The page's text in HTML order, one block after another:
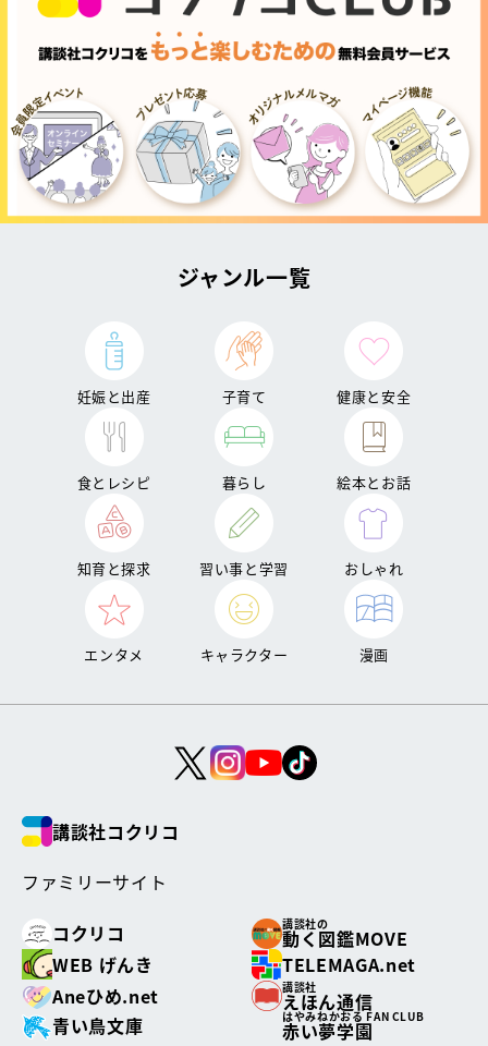
ジャンル一覧
妊娠と出産 子育て 健康と安全
食とレシピ 暮らし 絵本とお話
知育と探求 習い事と学習 おしゃれ
エンタメ キャラクター 漫画
講談社コクリコ
ファミリーサイト
コクリコ
講談社の
動く図鑑MOVE
WEB げんき
TELEMAGA.net
Aneひめ.net
講談社
えほん通信
青い鳥文庫
はやみねかおる FAN CLUB
赤い夢学園